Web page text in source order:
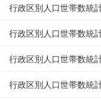
行政区別人口世帯数統
行政区別人口世帯数統
行政区別人口世帯数統
行政区別人口世帯数統